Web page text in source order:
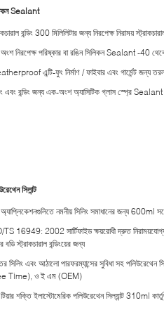
Sealant
বন্ডিং 300 মিলিলিটার জন্য নিরপেক্ষ নিরাময়
নিরপেক্ষ পরিষ্কার বা রঙিন সিলিকন Sealant -40
এন্টি-ফুং নির্মাণ / ফাইবার এবং গার্মেন্ট জন্য
এবং বন্ডিং জন্য এক-অংশ অ্যাসিটিক গ্লাস স্প্রে Sealant
সিলান্ট
অ্যাপ্লিকেশনগুলিতে নমনীয় সিলিং সমাধানের জন্য 600ml
TS 16949: 2002 সার্টিফাইড ক্ষয়রোধী দ্রুত নিরাময়যোগ্য
বডি স্ট্রাকচারাল বন্ডিংয়ের জন্য
সিলিং এবং আঠালো পারফরম্যান্সের সুবিধা সহ পলিউরেথেন
Time), ও ই এম (OEM)
শক্তি ইলাস্টোমেরিক পলিউরেথেন সিল্যান্ট 310ml